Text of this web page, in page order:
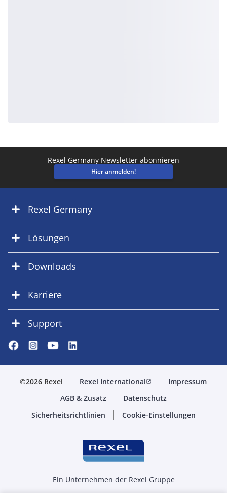
Rexel Germany Newsletter abonnieren
Hier anmelden!
Rexel Germany
Lösungen
Downloads
Karriere
Support
©2026 Rexel Rexel Internationalopen_in_new
Impressum
AGB & Zusatz
Datenschutz
Sicherheitsrichtlinien
Cookie-Einstellungen
Ein Unternehmen der Rexel Gruppe